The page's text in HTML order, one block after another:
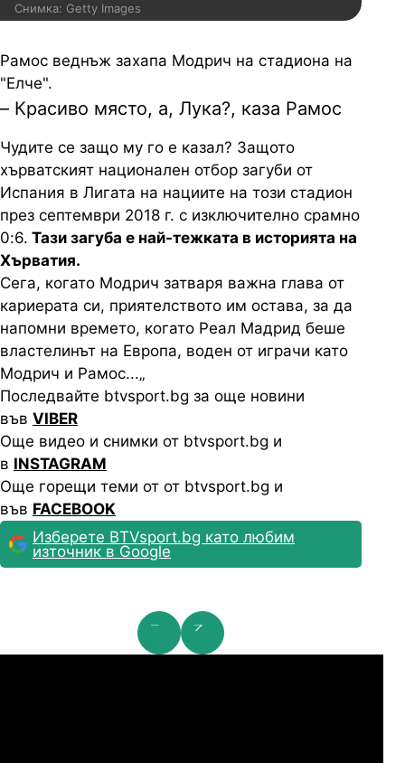
Снимка: Getty Images
Рамос веднъж захапа Модрич на стадиона на
"Елче".
– Красиво място, а, Лука?, каза Рамос
Чудите се защо му го е казал? Защото
хърватският национален отбор загуби от
Испания в Лигата на нациите на този стадион
през септември 2018 г. с изключително срамно
0:6. Тази загуба е най-тежката в историята на
Хърватия.
Сега, когато Модрич затваря важна глава от
кариерата си, приятелството им остава, за да
напомни времето, когато Реал Мадрид беше
властелинът на Европа, воден от играчи като
Модрич и Рамос...„
Последвайте btvsport.bg за още новини
във VIBER
Още видео и снимки от btvsport.bg и
в INSTAGRAM
Още горещи теми от от btvsport.bg и
във FACEBOOK
Изберете BTVsport.bg като любим
източник в Google